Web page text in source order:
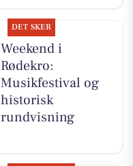
DET SKER
Weekend i
Rødekro:
Musikfestival og
historisk
rundvisning